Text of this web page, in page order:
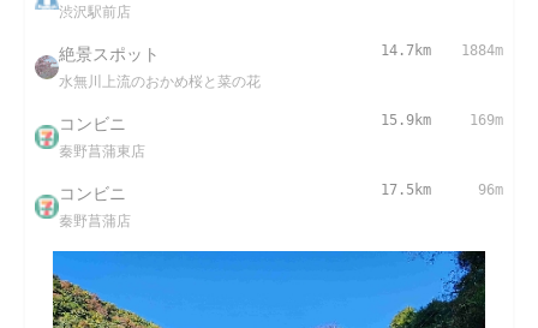
渋沢駅前店
絶景スポット
水無川上流のおかめ桜と菜の花
14.7km 1884m
コンビニ
秦野菖蒲東店
15.9km 169m
コンビニ
秦野菖蒲店
17.5km 96m